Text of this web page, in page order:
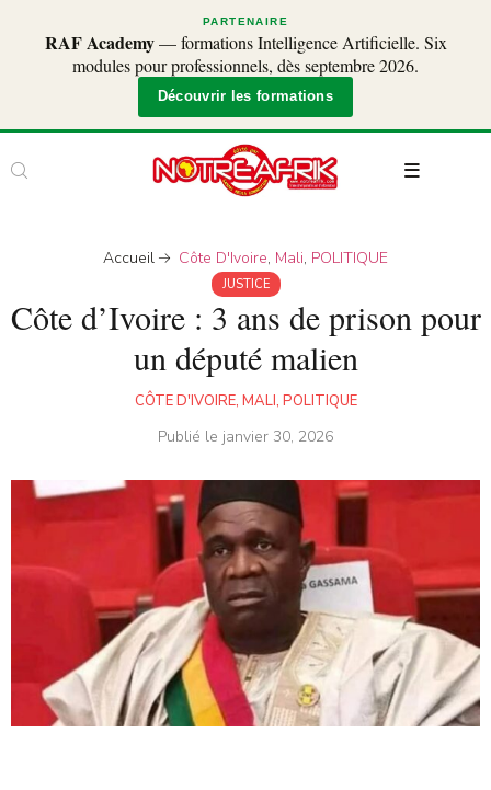
PARTENAIRE
RAF Academy— formations Intelligence Artificielle. Six
modules pour professionnels, dès septembre 2026.
Découvrir les formations
Accueil Côte D'Ivoire, Mali, POLITIQUE
JUSTICE
Côte d’Ivoire : 3 ans de prison pour
un député malien
CÔTE D'IVOIRE, MALI, POLITIQUE
Publié le janvier 30, 2026